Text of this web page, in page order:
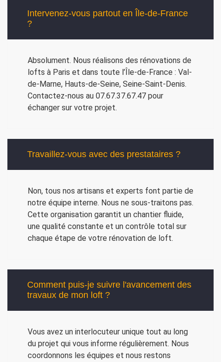
Intervenez-vous partout en Île-de-France
?
Absolument. Nous réalisons des rénovations de
lofts à Paris et dans toute l’Île-de-France : Val-
de-Marne, Hauts-de-Seine, Seine-Saint-Denis.
Contactez-nous au 07.67.37.67.47 pour
échanger sur votre projet.
Travaillez-vous avec des prestataires ?
Non, tous nos artisans et experts font partie de
notre équipe interne. Nous ne sous-traitons pas.
Cette organisation garantit un chantier fluide,
une qualité constante et un contrôle total sur
chaque étape de votre rénovation de loft.
Comment puis-je suivre l'avancement des
travaux de mon loft ?
Vous avez un interlocuteur unique tout au long
du projet qui vous informe régulièrement. Nous
coordonnons les équipes et nous restons